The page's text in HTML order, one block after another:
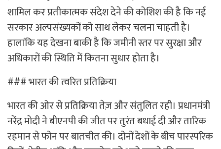
शामिल कर प्रतीकात्मक संदेश देने की कोशिश की है कि नई
सरकार अल्पसंख्यकों को साथ लेकर चलना चाहती है।
हालांकि यह देखना बाकी है कि जमीनी स्तर पर सुरक्षा और
अधिकारों की स्थिति में कितना सुधार होता है।
### भारत की त्वरित प्रतिक्रिया
भारत की ओर से प्रतिक्रिया तेज़ और संतुलित रही। प्रधानमंत्री
नरेंद्र मोदी ने बीएनपी की जीत पर तुरंत बधाई दी और तारिक
रहमान से फोन पर बातचीत की। दोनों देशों के बीच पारस्परिक